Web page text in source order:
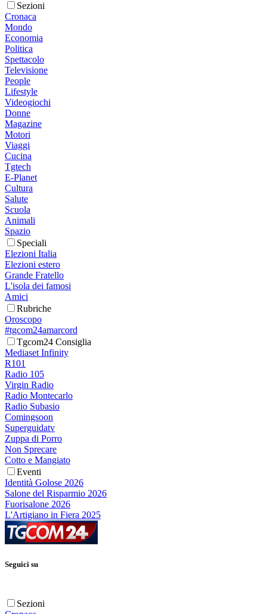
Sezioni
Cronaca
Mondo
Economia
Politica
Spettacolo
Televisione
People
Lifestyle
Videogiochi
Donne
Magazine
Motori
Viaggi
Cucina
Tgtech
E-Planet
Cultura
Salute
Scuola
Animali
Spazio
Speciali
Elezioni Italia
Elezioni estero
Grande Fratello
L'isola dei famosi
Amici
Rubriche
Oroscopo
#tgcom24amarcord
Tgcom24 Consiglia
Mediaset Infinity
R101
Radio 105
Virgin Radio
Radio Montecarlo
Radio Subasio
Comingsoon
Superguidatv
Zuppa di Porro
Non Sprecare
Cotto e Mangiato
Eventi
Identità Golose 2026
Salone del Risparmio 2026
Fuorisalone 2026
L'Artigiano in Fiera 2025
Seguici su
Sezioni